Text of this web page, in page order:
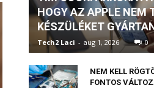
HOGY AZ APPLE NEM
KÉSZÜLÉKET
Tech2 Laci - aug 1, 2026 0
NEM KELL
FONTOS